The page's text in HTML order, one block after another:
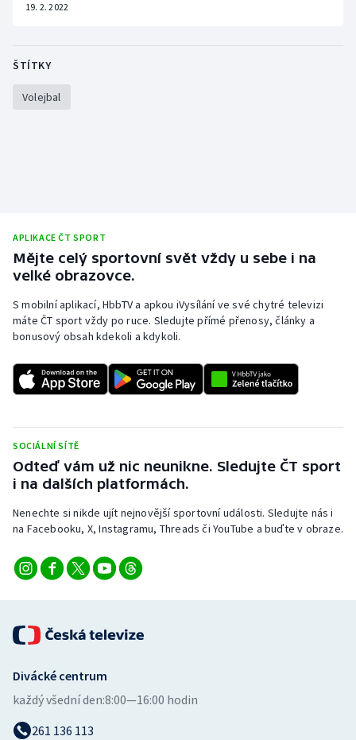
Sportovní střelba
Triatlon
Ostatní
19. 2. 2022
ŠTÍTKY
Volejbal
APLIKACE ČT SPORT
Mějte celý sportovní svět vždy u sebe i na
velké obrazovce.
S mobilní aplikací, HbbTV a apkou iVysílání ve své chytré televizi
máte ČT sport vždy po ruce. Sledujte přímé přenosy, články a
bonusový obsah kdekoli a kdykoli.
SOCIÁLNÍ SÍTĚ
Odteď vám už nic neunikne. Sledujte ČT sport
i na dalších platformách.
Nenechte si nikde ujít nejnovější sportovní události. Sledujte nás i
na Facebooku, X, Instagramu, Threads či YouTube a buďte v obraze.
Divácké centrum
každý všední den:8:00—16:00 hodin
261 136 113